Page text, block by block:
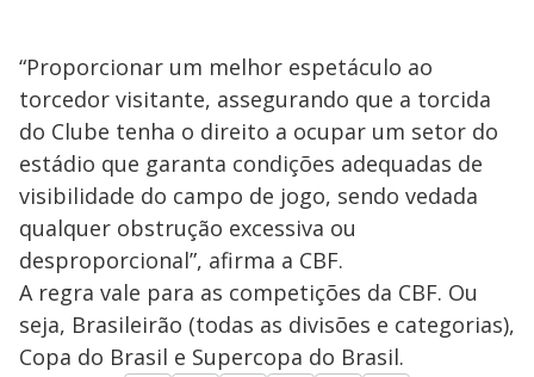
“Proporcionar um melhor espetáculo ao
torcedor visitante, assegurando que a torcida
do Clube tenha o direito a ocupar um setor do
estádio que garanta condições adequadas de
visibilidade do campo de jogo, sendo vedada
qualquer obstrução excessiva ou
desproporcional”, afirma a CBF.
A regra vale para as competições da CBF. Ou
seja, Brasileirão (todas as divisões e categorias),
Copa do Brasil e Supercopa do Brasil.